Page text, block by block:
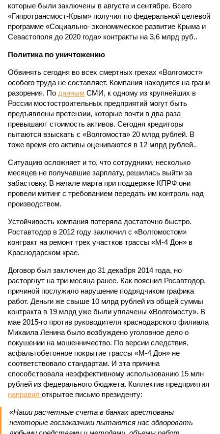
которые были заключены в августе и сентябре. Всего
«Гипротрансмост-Крым» получил по федеральной целевой
программе «Социально- экономическое развитие Крыма и
Севастополя до 2020 года» контракты на 3,6 млрд руб..
Политика по уничтожению
Обвинять сегодня во всех смертных грехах «Волгомост»
особого труда не составляет. Компания находится на грани
разорения. По данным СМИ, к одному из крупнейших в
России мостостроительных предприятий могут быть
предъявлены претензии, которые почти в два раза
превышают стоимость активов. Сегодня кредиторы
пытаются взыскать с «Волгомоста» 20 млрд рублей. В
тоже время его активы оцениваются в 12 млрд рублей..
Ситуацию осложняет и то, что сотрудники, несколько
месяцев не получавшие зарплату, решились выйти за
забастовку. В начале марта при поддержке КПРФ они
провели митинг с требованием передать им контроль над
производством.
Устойчивость компания потеряла достаточно быстро.
Роставтодор в 2012 году заключил с «Волгомостом»
контракт на ремонт трех участков трассы «М-4 Дон» в
Краснодарском крае.
Договор был заключен до 31 декабря 2014 года, но
расторгнут на три месяца ранее. Как пояснил Росавтодор,
причиной послужило нарушение подрядчиком графика
работ. Деньги же свыше 10 млрд рублей из общей суммы
контракта в 19 млрд уже были уплачены «Волгомосту». В
мае 2015-го против руководителя краснодарского филиала
Михаила Ленина было возбуждено уголовное дело о
покушении на мошенничество. По версии следствия,
асфальтобетонное покрытие трассы «М-4 Дон» не
соответствовало стандартам. И эта причина
способствовала неэффективному использованию 15 млн
рублей из федерального бюджета. Коллектив предприятия
направил открытое письмо президенту:
«Наши расчетные счета в банках арестованы
некоторые госзаказчики пытаются нас обворовать